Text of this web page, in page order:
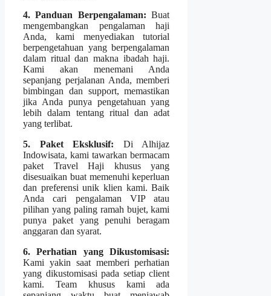
4. Panduan Berpengalaman: Buat
mengembangkan pengalaman haji
Anda, kami menyediakan tutorial
berpengetahuan yang berpengalaman
dalam ritual dan makna ibadah haji.
Kami akan menemani Anda
sepanjang perjalanan Anda, memberi
bimbingan dan support, memastikan
jika Anda punya pengetahuan yang
lebih dalam tentang ritual dan adat
yang terlibat.
5. Paket Eksklusif: Di Alhijaz
Indowisata, kami tawarkan bermacam
paket Travel Haji khusus yang
disesuaikan buat memenuhi keperluan
dan preferensi unik klien kami. Baik
Anda cari pengalaman VIP atau
pilihan yang paling ramah bujet, kami
punya paket yang penuhi beragam
anggaran dan syarat.
6. Perhatian yang Dikustomisasi:
Kami yakin saat memberi perhatian
yang dikustomisasi pada setiap client
kami. Team khusus kami ada